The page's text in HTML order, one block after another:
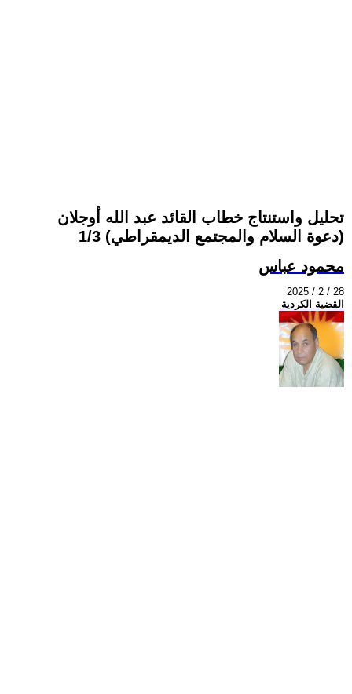
تحليل واستنتاج خطاب القائد عبد الله أوجلان
(دعوة السلام والمجتمع الديمقراطي) 1/3
محمود عباس
2025 / 2 / 28
القضية الكردية